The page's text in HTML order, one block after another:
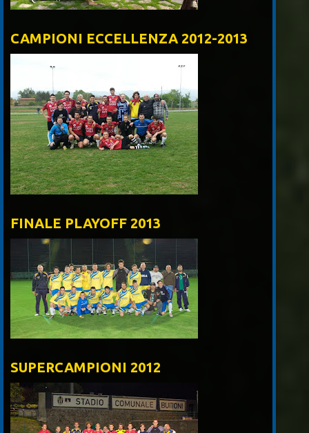
CAMPIONI ECCELLENZA 2012-2013
FINALE PLAYOFF 2013
SUPERCAMPIONI 2012